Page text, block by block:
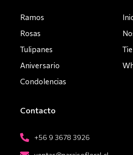
Ramos
Rosas
Tulipanes
Aniversario
Condolencias
Contacto
+56 9 3678 3926